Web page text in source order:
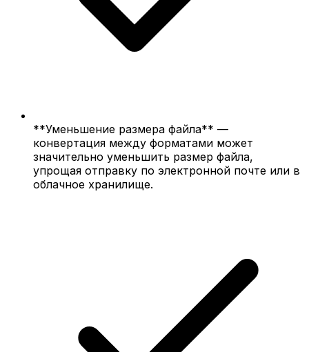
**Уменьшение размера файла** —
конвертация между форматами может
значительно уменьшить размер файла,
упрощая отправку по электронной почте или в
облачное хранилище.